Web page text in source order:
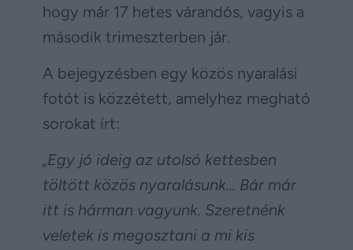
hogy már 17 hetes várandós, vagyis a
második trimeszterben jár.
A bejegyzésben egy közös nyaralási
fotót is közzétett, amelyhez megható
sorokat írt:
„Egy jó ideig az utolsó kettesben
töltött közös nyaralásunk… Bár már
itt is hárman vagyunk. Szeretnénk
veletek is megosztani a mi kis